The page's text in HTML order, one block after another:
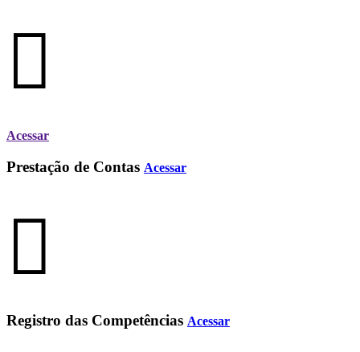
Acessar
Prestação de Contas Acessar
Registro das Competências Acessar